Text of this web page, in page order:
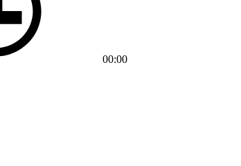
00:00